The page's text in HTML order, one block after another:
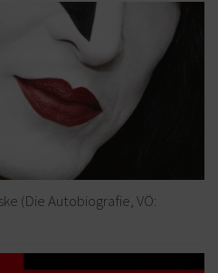
(Die Autobiografie, VÖ: